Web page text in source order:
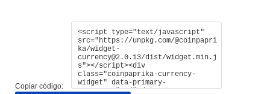
Copiar código: